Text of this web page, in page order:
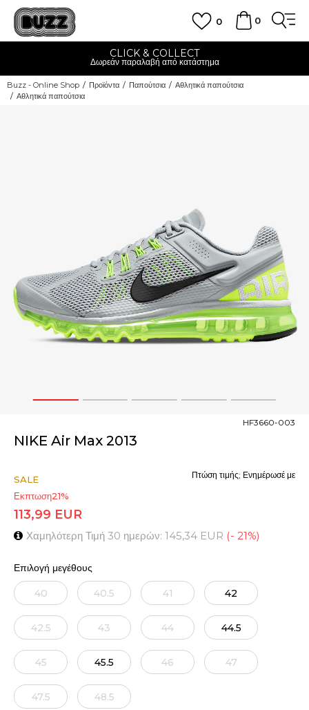
0
0
CLICK & COLLECT
Δωρεάν παραλαβή από κατάστημα
Buzz - Online Shop Προϊόντα Παπούτσια
Αθλητικά παπούτσια
Αθλητικά παπούτσια
1 2 3 4 5
NIKE Air Max 2013
HF3660-003
SALE
Εκπτωση21%
113,99 EUR
Χαμηλότερη Τιμή 30 ημερών: 145,34 EUR (- 21%)
Πτώση τιμής; Ενημέρωσέ με
Επιλογή μεγέθους
40 40.5 41 42
42.5 43 44 44.5
45 45.5 46 47
47.5 48.5